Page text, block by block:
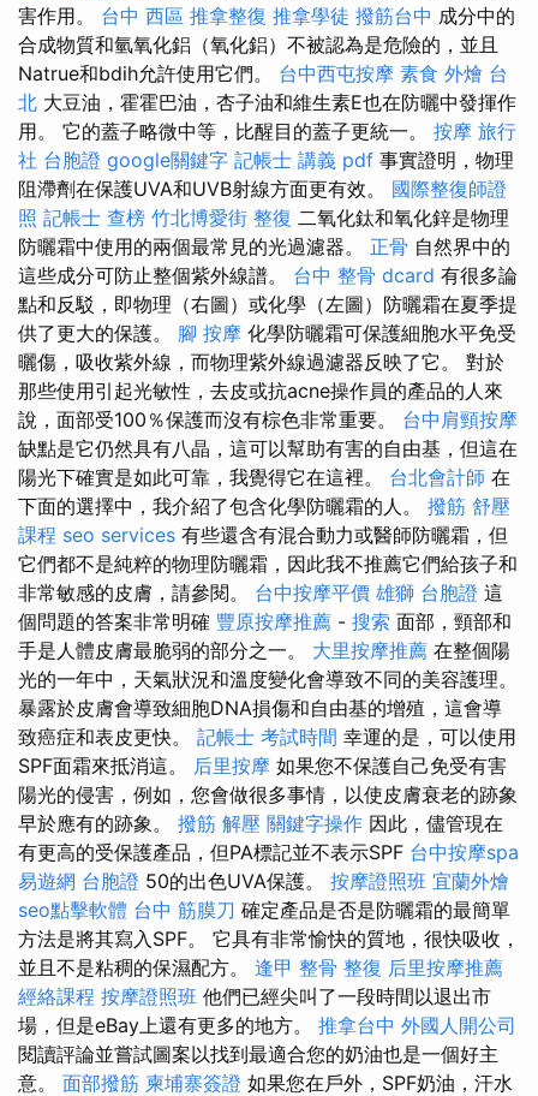
害作用。 台中 西區 推拿整復 推拿學徒 撥筋台中 成分中的
合成物質和氫氧化鋁（氧化鋁）不被認為是危險的，並且
Natrue和bdih允許使用它們。 台中西屯按摩 素食 外燴 台
北 大豆油，霍霍巴油，杏子油和維生素E也在防曬中發揮作
用。 它的蓋子略微中等，比醒目的蓋子更統一。 按摩 旅行
社 台胞證 google關鍵字 記帳士 講義 pdf 事實證明，物理
阻滯劑在保護UVA和UVB射線方面更有效。 國際整復師證
照 記帳士 查榜 竹北博愛街 整復 二氧化鈦和氧化鋅是物理
防曬霜中使用的兩個最常見的光過濾器。 正骨 自然界中的
這些成分可防止整個紫外線譜。 台中 整骨 dcard 有很多論
點和反駁，即物理（右圖）或化學（左圖）防曬霜在夏季提
供了更大的保護。 腳 按摩 化學防曬霜可保護細胞水平免受
曬傷，吸收紫外線，而物理紫外線過濾器反映了它。 對於
那些使用引起光敏性，去皮或抗acne操作員的產品的人來
說，面部受100％保護而沒有棕色非常重要。 台中肩頸按摩
缺點是它仍然具有八晶，這可以幫助有害的自由基，但這在
陽光下確實是如此可靠，我覺得它在這裡。 台北會計師 在
下面的選擇中，我介紹了包含化學防曬霜的人。 撥筋 舒壓
課程 seo services 有些還含有混合動力或醫師防曬霜，但
它們都不是純粹的物理防曬霜，因此我不推薦它們給孩子和
非常敏感的皮膚，請參閱。 台中按摩平價 雄獅 台胞證 這
個問題的答案非常明確 豐原按摩推薦 - 搜索 面部，頸部和
手是人體皮膚最脆弱的部分之一。 大里按摩推薦 在整個陽
光的一年中，天氣狀況和溫度變化會導致不同的美容護理。
暴露於皮膚會導致細胞DNA損傷和自由基的增殖，這會導
致癌症和表皮更快。 記帳士 考試時間 幸運的是，可以使用
SPF面霜來抵消這。 后里按摩 如果您不保護自己免受有害
陽光的侵害，例如，您會做很多事情，以使皮膚衰老的跡象
早於應有的跡象。 撥筋 解壓 關鍵字操作 因此，儘管現在
有更高的受保護產品，但PA標記並不表示SPF 台中按摩spa
易遊網 台胞證 50的出色UVA保護。 按摩證照班 宜蘭外燴
seo點擊軟體 台中 筋膜刀 確定產品是否是防曬霜的最簡單
方法是將其寫入SPF。 它具有非常愉快的質地，很快吸收，
並且不是粘稠的保濕配方。 逢甲 整骨 整復 后里按摩推薦
經絡課程 按摩證照班 他們已經尖叫了一段時間以退出市
場，但是eBay上還有更多的地方。 推拿台中 外國人開公司
閱讀評論並嘗試圖案以找到最適合您的奶油也是一個好主
意。 面部撥筋 柬埔寨簽證 如果您在戶外，SPF奶油，汗水